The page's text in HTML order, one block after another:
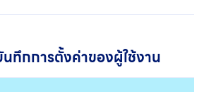
ทึกการตั้งค่าของผู้ใช้งาน